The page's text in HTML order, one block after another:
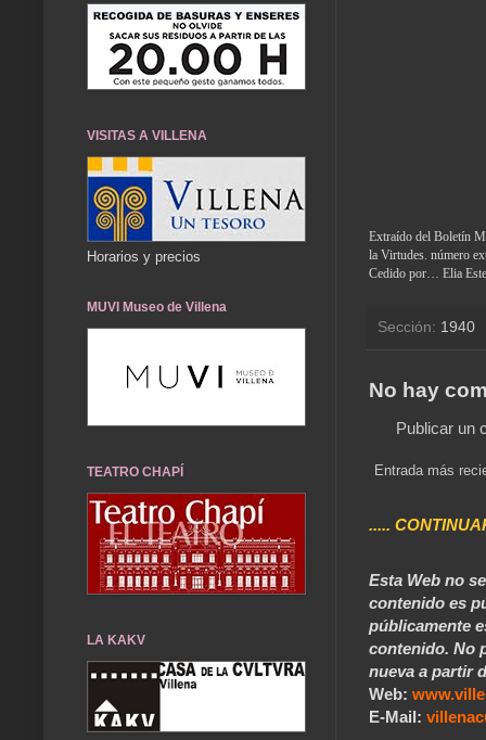
Extraído del Boletín
la Virtudes. número
Cedido por… Elia
Sección: 1940
No hay
Publicar un
Entrada más
.....
Esta Web no
contenido es
públicamente
contenido. No
nueva a partir
Web:
E-Mail:
VISITAS A VILLENA
Horarios y precios
MUVI Museo de Villena
TEATRO CHAPÍ
LA KAKV